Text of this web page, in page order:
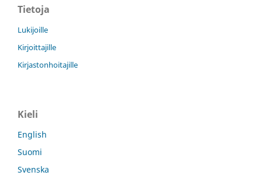
Tietoja
Lukijoille
Kirjoittajille
Kirjastonhoitajille
Kieli
English
Suomi
Svenska